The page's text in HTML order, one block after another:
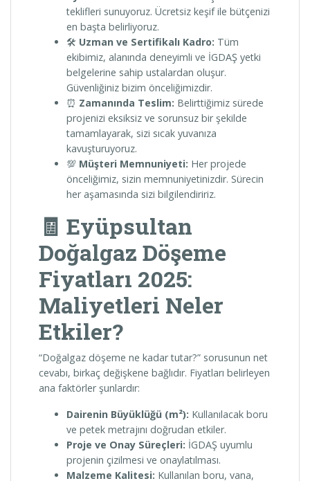
teklifleri sunuyoruz. Ücretsiz keşif ile bütçenizi
en başta belirliyoruz.
🛠️ Uzman ve Sertifikalı Kadro: Tüm
ekibimiz, alanında deneyimli ve İGDAŞ yetki
belgelerine sahip ustalardan oluşur.
Güvenliğiniz bizim önceliğimizdir.
⏰ Zamanında Teslim: Belirttiğimiz sürede
projenizi eksiksiz ve sorunsuz bir şekilde
tamamlayarak, sizi sıcak yuvanıza
kavuşturuyoruz.
💯 Müşteri Memnuniyeti: Her projede
önceliğimiz, sizin memnuniyetinizdir. Sürecin
her aşamasında sizi bilgilendiririz.
🧾 Eyüpsultan
Doğalgaz Döşeme
Fiyatları 2025:
Maliyetleri Neler
Etkiler?
“Doğalgaz döşeme ne kadar tutar?” sorusunun net
cevabı, birkaç değişkene bağlıdır. Fiyatları belirleyen
ana faktörler şunlardır:
Dairenin Büyüklüğü (m²): Kullanılacak boru
ve petek metrajını doğrudan etkiler.
Proje ve Onay Süreçleri: İGDAŞ uyumlu
projenin çizilmesi ve onaylatılması.
Malzeme Kalitesi: Kullanılan boru, vana,